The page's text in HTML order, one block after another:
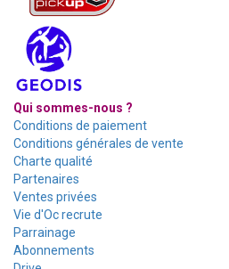
Qui sommes-nous ?
Conditions de paiement
Conditions générales de vente
Charte qualité
Partenaires
Ventes privées
Vie d'Oc recrute
Parrainage
Abonnements